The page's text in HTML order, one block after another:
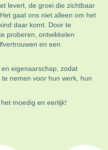
levert, de groei die zichtbaar
gaat ons niet alleen om het
daar komt. Door te
proberen, ontwikkelen
en een
eigenaarschap, zodat
nemen voor hun werk, hun
moedig en eerlijk!